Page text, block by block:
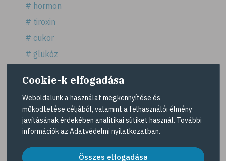
# hormon
# tiroxin
# cukor
# glükóz
# fruktóz
# édesítőszerek
# sztevia
# fogadalom
# egészséges életmód
Mutass többet >
Cookie-k elfogadása
Weboldalunk a használat megkönnyítése és
működtetése céljából, valamint a felhasználói élmény
javításának érdekében analitikai sütiket használ. További
információk az Adatvédelmi nyilatkozatban.
Összes elfogadása